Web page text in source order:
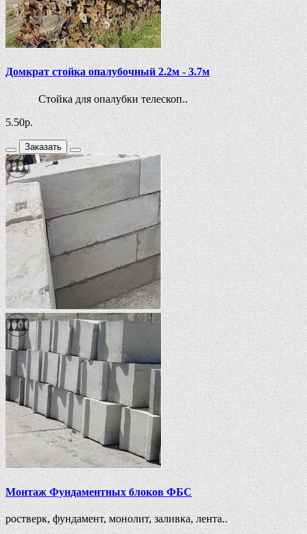
Домкрат стойка опалубочный 2.2м - 3.7м
Стойка для опалубки телескоп..
5.50р.
Заказать
Монтаж Фундаментных блоков ФБС
ростверк, фундамент, монолит, заливка, лента..